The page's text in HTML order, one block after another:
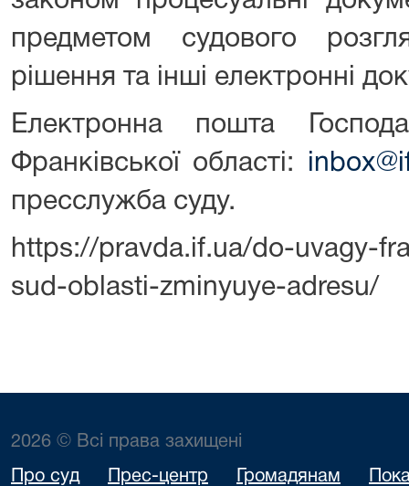
предметом судового
рішення та інші електронні
Електронна пошта
Франківської області:
пресслужба суду.
https://pravda.if.ua/do-uvagy-
sud-oblasti-zminyuye-adresu/
2026 © Всі права захищені
Про суд Прес-центр Громадянам